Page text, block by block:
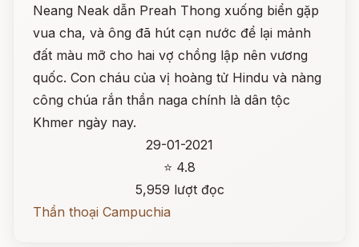
Neang Neak dẫn Preah Thong xuống biển gặp
vua cha, và ông đã hút cạn nước để lại mảnh
đất màu mỡ cho hai vợ chồng lập nên vương
quốc. Con cháu của vị hoàng tử Hindu và nàng
công chúa rắn thần naga chính là dân tộc
Khmer ngày nay.
29-01-2021
⭐ 4.8
5,959 lượt đọc
Thần thoại Campuchia